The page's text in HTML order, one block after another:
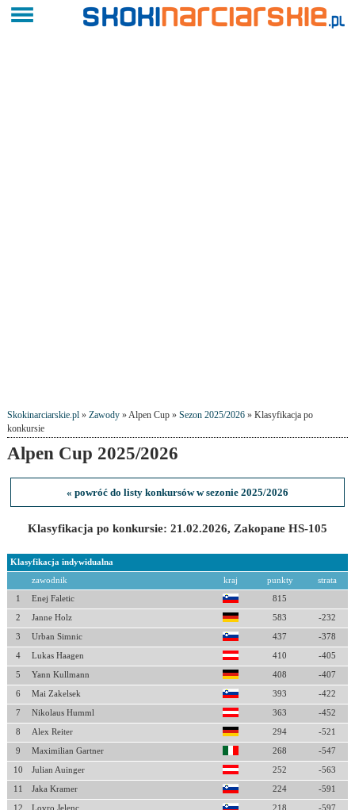
Skokinarciarskie.pl» Zawody» Alpen Cup » Sezon 2025/2026» Klasyfikacja po
konkursie
Alpen Cup 2025/2026
« powróć do listy konkursów w sezonie 2025/2026
Klasyfikacja po konkursie: 21.02.2026, Zakopane HS-105
Klasyfikacja indywidualna
zawodnik kraj punkty strata
1 Enej Faletic 815
2 Janne Holz 583 -232
3 Urban Simnic 437 -378
4 Lukas Haagen 410 -405
5 Yann Kullmann 408 -407
6 Mai Zakelsek 393 -422
7 Nikolaus Humml 363 -452
8 Alex Reiter 294 -521
9 Maximilian Gartner 268 -547
10 Julian Auinger 252 -563
11 Jaka Kramer 224 -591
12 Lovro Jelenc 218 -597